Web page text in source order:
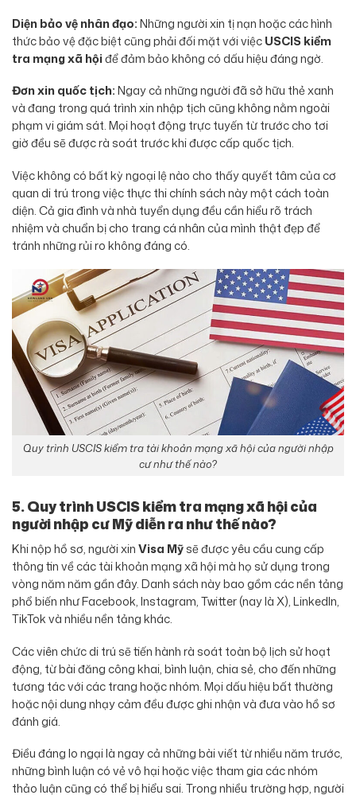
Diện bảo vệ nhân đạo:Những người xin tị nạn hoặc các hình
thức bảo vệ đặc biệt cũng phải đối mặt với việcUSCIS kiểm
tra mạng xã hộiđể đảm bảo không có dấu hiệu đáng ngờ.
Đơn xin quốc tịch:Ngay cả những người đã sở hữu thẻ xanh
và đang trong quá trình xin nhập tịch cũng không nằm ngoài
phạm vi giám sát. Mọi hoạt động trực tuyến từ trước cho tơi
giờ đều sẽ được rà soát trước khi được cấp quốc tịch.
Việc không có bất kỳ ngoại lệ nào cho thấy quyết tâm của cơ
quan di trú trong việc thực thi chính sách này một cách toàn
diện. Cả gia đình và nhà tuyển dụng đều cần hiểu rõ trách
nhiệm và chuẩn bị cho trang cá nhân của mình thật đẹp để
tránh những rủi ro không đáng có.
Quy trình USCIS kiểm tra tài khoản mạng xã hội của người nhập
cư như thế nào?
5. Quy trình USCIS kiểm tra mạng xã hội của
người nhập cư Mỹ diễn ra như thế nào?
Khi nộp hồ sơ, người xinVisa Mỹsẽ được yêu cầu cung cấp
thông tin về các tài khoản mạng xã hội mà họ sử dụng trong
vòng năm năm gần đây. Danh sách này bao gồm các nền tảng
phổ biến như Facebook, Instagram, Twitter (nay là X), LinkedIn,
TikTok và nhiều nền tảng khác.
Các viên chức di trú sẽ tiến hành rà soát toàn bộ lịch sử hoạt
động, từ bài đăng công khai, bình luận, chia sẻ, cho đến những
tương tác với các trang hoặc nhóm. Mọi dấu hiệu bất thường
hoặc nội dung nhạy cảm đều được ghi nhận và đưa vào hồ sơ
đánh giá.
Điều đáng lo ngại là ngay cả những bài viết từ nhiều năm trước,
những bình luận có vẻ vô hại hoặc việc tham gia các nhóm
thảo luận cũng có thể bị hiểu sai. Trong nhiều trường hợp, người